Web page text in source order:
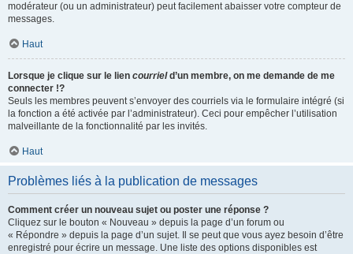
modérateur (ou un administrateur) peut facilement abaisser votre compteur de
messages.
Haut
Lorsque je clique sur le lien courrield’un membre, on me demande de me
connecter !?
Seuls les membres peuvent s’envoyer des courriels via le formulaire intégré (si
la fonction a été activée par l’administrateur). Ceci pour empêcher l’utilisation
malveillante de la fonctionnalité par les invités.
Haut
Problèmes liés à la publication de messages
Comment créer un nouveau sujet ou poster une réponse ?
Cliquez sur le bouton « Nouveau » depuis la page d’un forum ou
« Répondre » depuis la page d’un sujet. Il se peut que vous ayez besoin d’être
enregistré pour écrire un message. Une liste des options disponibles est